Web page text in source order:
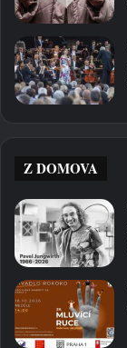
Z DOMOVA